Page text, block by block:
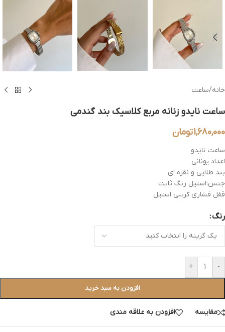
خانه/ساعت
ساعت نایدو زنانه مربع کلاسیک بند گندمی
1,680,000تومان
ساعت نایدو
اعداد یونانی
بند طلایی و نقره ای
جنس:استیل رنگ ثابت
قفل فشاری کربنی استیل
رنگ
-
+
افزودن به سبد خرید
مقایسه افزودن به علاقه مندی